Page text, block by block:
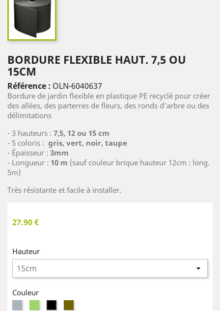
BORDURE FLEXIBLE HAUT. 7,5 OU
15CM
Référence : OLN-6040637
Bordure de jardin flexible en plastique PE recyclé pour créer
des allées, des parterres de fleurs, des ronds d'arbre ou des
délimitations
- 3 hauteurs : 7,5, 12 ou 15 cm
- 5 coloris : gris, vert, noir, taupe
- Épaisseur : 3mm
- Longueur : 10 m (sauf couleur brique hauteur 12cm : long.
5m)
Très résistante et facile à installer.
27.90 €
Hauteur
Couleur